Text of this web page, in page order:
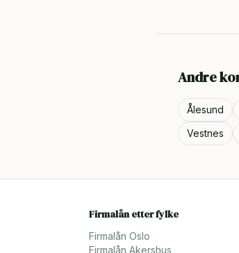
Andre
Ålesund
Vestnes
Firmalån etter fylke
Firmalån Oslo
Firmalån Akershus